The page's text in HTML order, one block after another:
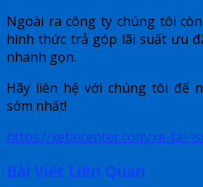
Ngoài ra công ty chúng tôi
hình thức trả góp lãi suất ưu
nhanh gọn.
Hãy liên hệ với chúng tôi để
sớm nhất!
https://xetaicenter.com/xe-tai-
Bài Viết Liên Quan